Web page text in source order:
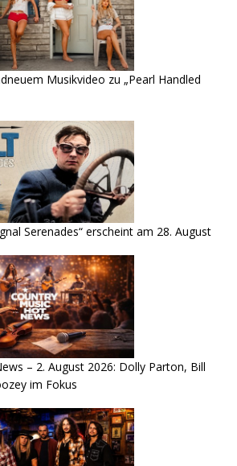
Musikvideo zu „Pearl Handled
Serenades“ erscheint am 28. August
– 2. August 2026: Dolly Parton, Bill
im Fokus